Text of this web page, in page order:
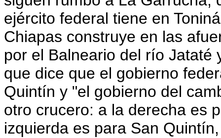
ejército federal tiene en
Chiapas construye en las
por el Balneario del río
que dice que el gobierno
Quintín y "el gobierno del
otro crucero: a la derecha es
izquierda es para San